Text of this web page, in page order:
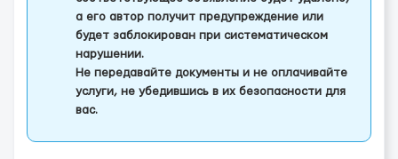
а его автор получит предупреждение или
будет заблокирован при систематическом
нарушении.
Не передавайте документы и не оплачивайте
услуги, не убедившись в их безопасности для
вас.